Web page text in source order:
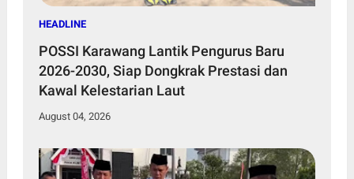
HEADLINE
POSSI Karawang Lantik Pengurus Baru
2026-2030, Siap Dongkrak Prestasi dan
Kawal Kelestarian Laut
August 04, 2026